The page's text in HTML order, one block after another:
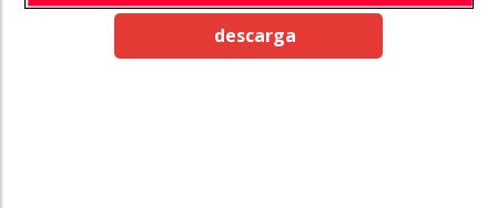
descarga